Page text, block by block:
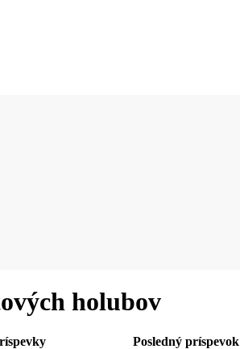
holubov
Posledný príspevok